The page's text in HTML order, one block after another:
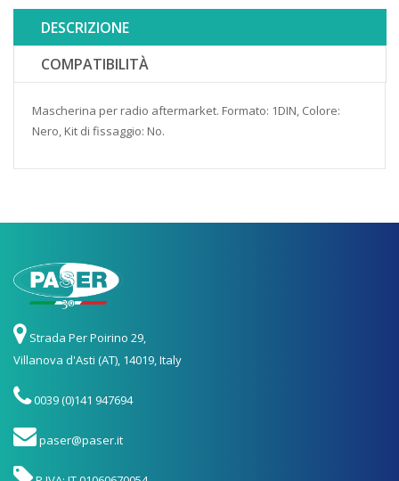
DESCRIZIONE
COMPATIBILITÀ
Mascherina per radio aftermarket. Formato: 1DIN, Colore:
Nero, Kit di fissaggio: No.
Strada Per Poirino 29,
Villanova d'Asti (AT), 14019, Italy
0039 (0)141 947694
paser@paser.it